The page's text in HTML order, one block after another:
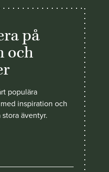
på
och
populära
inspiration och
äventyr.